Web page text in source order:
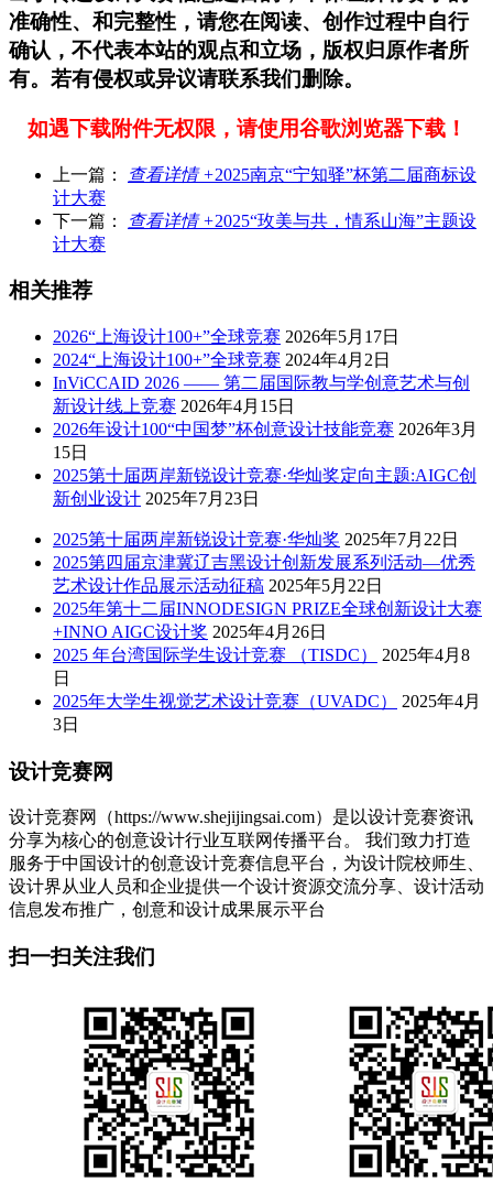
准确性、和完整性，请您在阅读、创作过程中自行
确认，不代表本站的观点和立场，版权归原作者所
有。若有侵权或异议请联系我们删除。
如遇下载附件无权限，请使用谷歌浏览器下载！
上一篇： 查看详情 +2025南京“宁知驿”杯第二届商标设
计大赛
下一篇：
查看详情 +2025“玫美与共，情系山海”主题设
计大赛
相关推荐
2026“上海设计100+”全球竞赛 2026年5月17日
2024“上海设计100+”全球竞赛 2024年4月2日
InViCCAID 2026 —— 第二届国际教与学创意艺术与创
新设计线上竞赛 2026年4月15日
2026年设计100“中国梦”杯创意设计技能竞赛 2026年3月
15日
2025第十届两岸新锐设计竞赛·华灿奖定向主题:AIGC创
新创业设计 2025年7月23日
2025第十届两岸新锐设计竞赛·华灿奖 2025年7月22日
2025第四届京津冀辽吉黑设计创新发展系列活动—优秀
艺术设计作品展示活动征稿 2025年5月22日
2025年第十二届INNODESIGN PRIZE全球创新设计大赛
+INNO AIGC设计奖 2025年4月26日
2025 年台湾国际学生设计竞赛 （TISDC）
2025年4月8
日
2025年大学生视觉艺术设计竞赛（UVADC）
2025年4月
3日
设计竞赛网
设计竞赛网（https://www.shejijingsai.com）是以设计竞赛资讯
分享为核心的创意设计行业互联网传播平台。 我们致力打造
服务于中国设计的创意设计竞赛信息平台，为设计院校师生、
设计界从业人员和企业提供一个设计资源交流分享、设计活动
信息发布推广，创意和设计成果展示平台
扫一扫关注我们